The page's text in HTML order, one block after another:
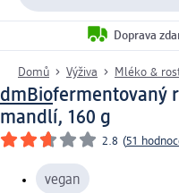
Doprava
Domů Výživa Mléko &
dmBiofermentovaný
mandlí, 160 g
2.8 (51
vegan